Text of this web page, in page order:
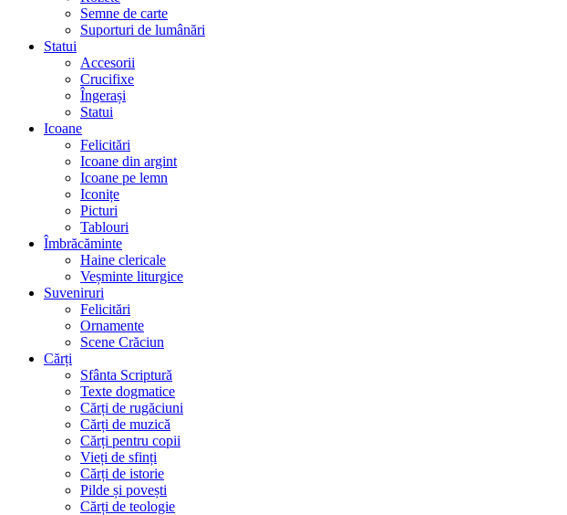
Semne de carte
Suporturi de lumânări
Statui
Accesorii
Crucifixe
Îngerași
Statui
Icoane
Felicitări
Icoane din argint
Icoane pe lemn
Iconițe
Picturi
Tablouri
Îmbrăcăminte
Haine clericale
Veșminte liturgice
Suveniruri
Felicitări
Ornamente
Scene Crăciun
Cărți
Sfânta Scriptură
Texte dogmatice
Cărți de rugăciuni
Cărți de muzică
Cărți pentru copii
Vieți de sfinți
Cărți de istorie
Pilde și povești
Cărți de teologie